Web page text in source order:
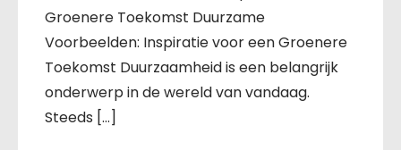
Groenere Toekomst Duurzame
Voorbeelden: Inspiratie voor een Groenere
Toekomst Duurzaamheid is een belangrijk
onderwerp in de wereld van vandaag.
Steeds […]